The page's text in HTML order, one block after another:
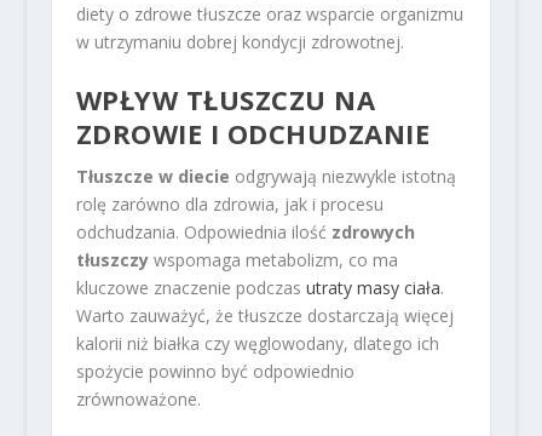
diety o zdrowe tłuszcze oraz wsparcie organizmu
w utrzymaniu dobrej kondycji zdrowotnej.
WPŁYW TŁUSZCZU NA
ZDROWIE I ODCHUDZANIE
Tłuszcze w diecie odgrywają niezwykle istotną
rolę zarówno dla zdrowia, jak i procesu
odchudzania. Odpowiednia ilość zdrowych
tłuszczywspomaga metabolizm, co ma
kluczowe znaczenie podczas utraty masy ciała.
Warto zauważyć, że tłuszcze dostarczają więcej
kalorii niż białka czy węglowodany, dlatego ich
spożycie powinno być odpowiednio
zrównoważone.